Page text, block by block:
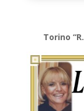
Torino